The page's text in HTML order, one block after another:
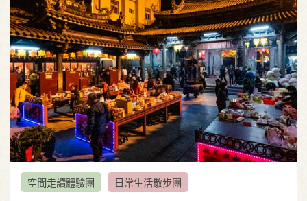
空間走讀體驗團 日常生活散步團